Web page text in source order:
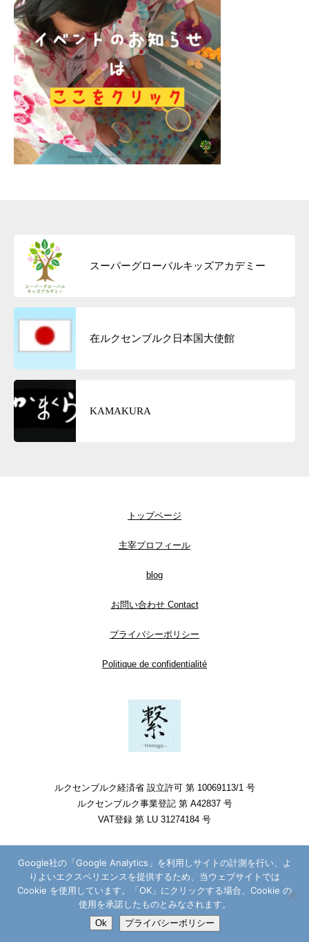
スーパーグローバルキッズアカデミー
在ルクセンブルク日本国大使館
KAMAKURA
トップページ
主宰プロフィール
blog
お問い合わせ Contact
プライバシーポリシー
Politique de confidentialité
ルクセンブルク経済省 設立許可 第 10069113/1 号
ルクセンブルク事業登記 第 A42837 号
VAT登録 第 LU 31274184 号
Copyright © Kyoko Tanaka
Google社の「Google Analytics」を利用しサイトの計測を行い、よ
りよいエクスペリエンスを提供するため、当ウェブサイトでは
Cookie を使用しています。「OK」にクリックする場合、Cookie の
使用を承諾したものとみなされます。
Ok プライバシーポリシー